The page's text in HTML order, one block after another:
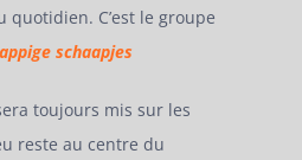
C’est le groupe
schaapjes
toujours mis sur les
reste au centre du